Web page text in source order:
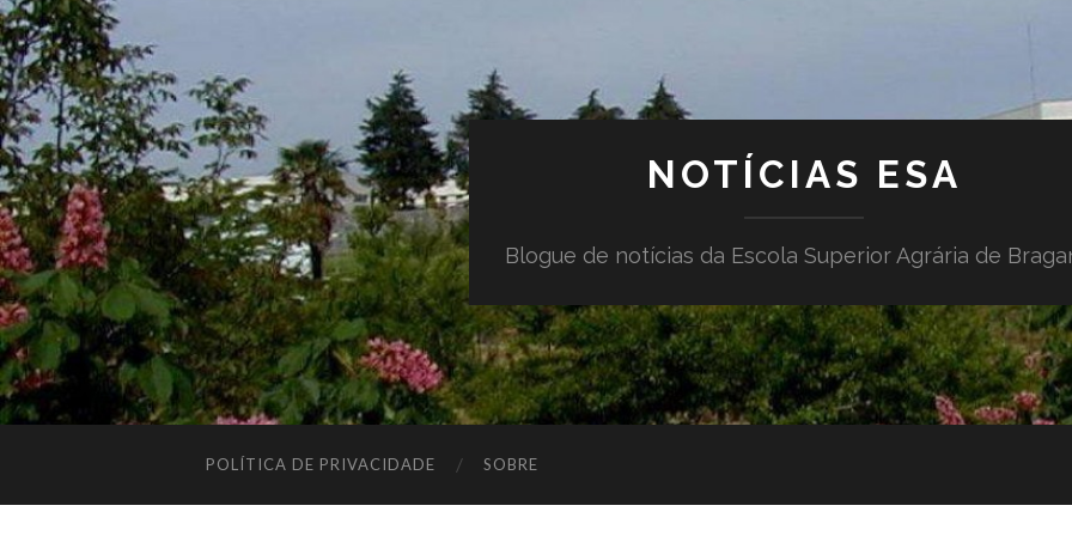
NOTÍCIAS ESA
Blogue de notícias da Escola Superior Agrária de
POLÍTICA DE PRIVACIDADE SOBRE